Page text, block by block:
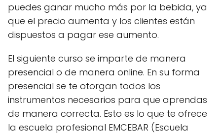
puedes ganar mucho más por la bebida, ya
que el precio aumenta y los clientes están
dispuestos a pagar ese aumento.
El siguiente curso se imparte de manera
presencial o de manera online. En su forma
presencial se te otorgan todos los
instrumentos necesarios para que aprendas
de manera correcta. Esto es lo que te ofrece
la escuela profesional EMCEBAR (Escuela